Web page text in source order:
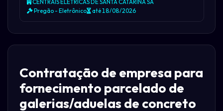
CENTRAIS ELETRICAS DE SANTA CATARINA SA
Pregão - Eletrônico até 18/08/2026
Contratação de empresa para
fornecimento parcelado de
galerias/aduelas de concreto